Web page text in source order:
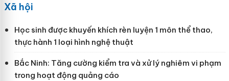
Xã hội
Học sinh được khuyến khích rèn luyện 1 môn thể thao,
thực hành 1 loại hình nghệ thuật
Bắc Ninh: Tăng cường kiểm tra và xử lý nghiêm vi phạm
trong hoạt động quảng cáo